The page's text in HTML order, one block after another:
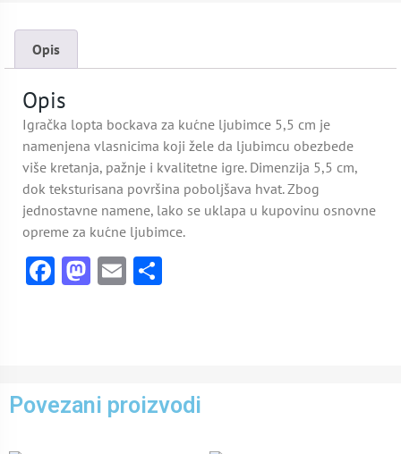
Opis
Opis
Igračka lopta bockava za kućne ljubimce 5,5 cm je
namenjena vlasnicima koji žele da ljubimcu obezbede
više kretanja, pažnje i kvalitetne igre. Dimenzija 5,5 cm,
dok teksturisana površina poboljšava hvat. Zbog
jednostavne namene, lako se uklapa u kupovinu osnovne
opreme za kućne ljubimce.
Facebook
Mastodon
Email
Povezani proizvodi